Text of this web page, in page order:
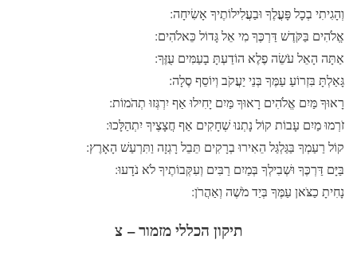
וְהָגִיתִי בְכָל פָּעֳלֶךָ וּבַעֲלִילוֹתֶיךָ אָשִׂיחָה:
אֱלֹהִים בַּקֹּדֶשׁ דַּרְכֶּךָ מִי אֵל גָּדוֹל כֵּאלֹהִים:
אַתָּה הָאֵל עֹשֵׂה פֶלֶא הוֹדַעְתָּ בָעַמִּים עֻזֶּךָ:
גָּאַלְתָּ בִּזְרוֹעַ עַמֶּךָ בְּנֵי יַעֲקֹב וְיוֹסֵף סֶלָה:
רָאוּךָ מַּיִם אֱלֹהִים רָאוּךָ מַּיִם יָחִילוּ אַף יִרְגְּזוּ תְהֹמוֹת:
זֹרְמוּ מַיִם עָבוֹת קוֹל נָתְנוּ שְׁחָקִים אַף חֲצָצֶיךָ יִתְהַלָּכוּ:
קוֹל רַעַמְךָ בַּגַּלְגַּל הֵאִירוּ בְרָקִים תֵּבֵל רָגְזָה וַתִּרְעַשׁ הָאָרֶץ:
בַּיָּם דַּרְכֶּךָ וּשְׁבִילְךָ בְּמַיִם רַבִּים וְעִקְּבוֹתֶיךָ לֹא נֹדָעוּ:
נָחִיתָ כַצֹּאן עַמֶּךָ בְּיַד מֹשֶׁה וְאַהֲרֹן:
תיקון הכללי מזמור – צ